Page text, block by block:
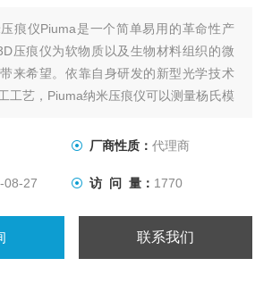
痕仪Piuma是一个简单易用的革命性产
压痕仪为软物质以及生物材料组织的微
来希望。依靠自身研发的新型光学技术
工艺，Piuma纳米压痕仪可以测量杨氏模
样品。其操作非常简单易学，只需将探
厂商性质： 代理商
08-27 访 问 量： 1770
联系我们